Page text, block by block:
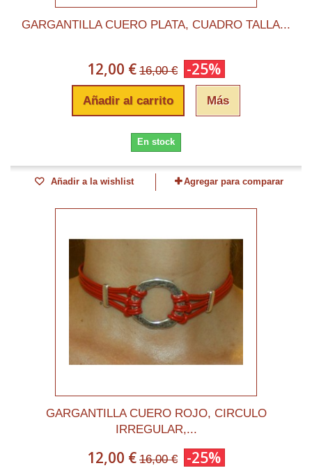
GARGANTILLA CUERO PLATA, CUADRO TALLA...
12,00 € 16,00 € -25%
Añadir al carrito Más
En stock
Añadir a la wishlist Agregar para comparar
GARGANTILLA CUERO ROJO, CIRCULO
IRREGULAR,...
12,00 € 16,00 € -25%